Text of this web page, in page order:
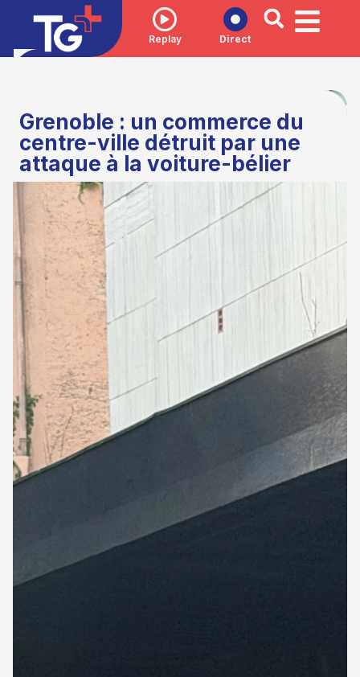
Replay Direct
Grenoble : un commerce du
centre-ville détruit par une
attaque à la voiture-bélier